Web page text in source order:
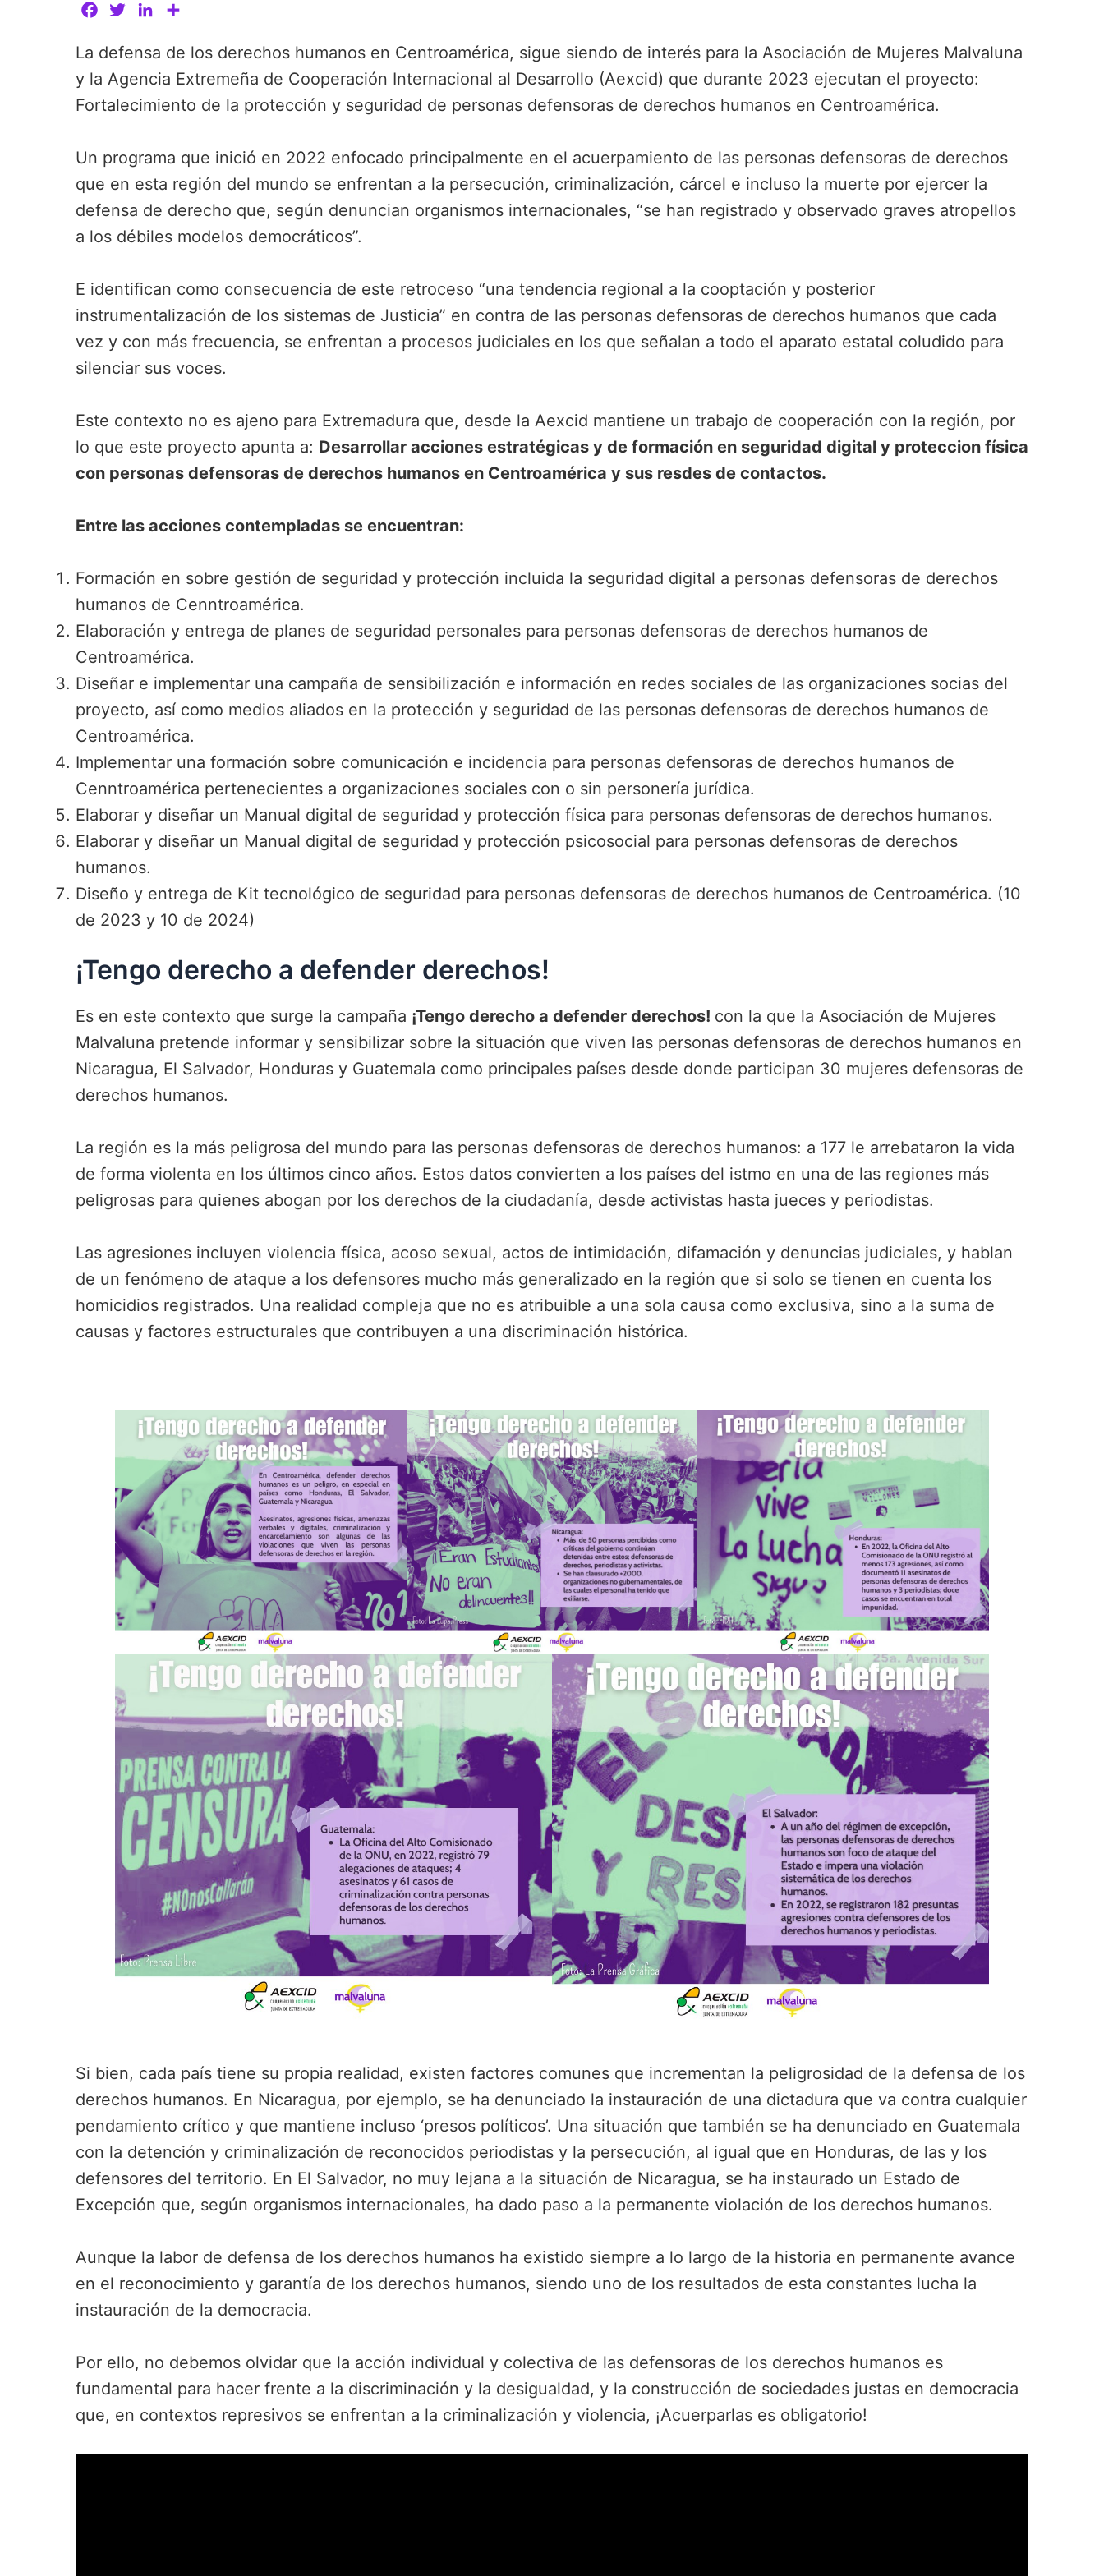
c
e
b
o
k
i
t
e
n
k
e
n
m
p
r
i
r
La defensa de los derechos humanos en Centroamérica, sigue siendo de interés para la Asociación de Mujeres Malvaluna
y la Agencia Extremeña de Cooperación Internacional al Desarrollo (Aexcid) que durante 2023 ejecutan el proyecto:
Fortalecimiento de la protección y seguridad de personas defensoras de derechos humanos en Centroamérica.
Un programa que inició en 2022 enfocado principalmente en el acuerpamiento de las personas defensoras de derechos
que en esta región del mundo se enfrentan a la persecución, criminalización, cárcel e incluso la muerte por ejercer la
defensa de derecho que, según denuncian organismos internacionales, “se han registrado y observado graves atropellos
a los débiles modelos democráticos”.
E identifican como consecuencia de este retroceso “una tendencia regional a la cooptación y posterior
instrumentalización de los sistemas de Justicia” en contra de las personas defensoras de derechos humanos que cada
vez y con más frecuencia, se enfrentan a procesos judiciales en los que señalan a todo el aparato estatal coludido para
silenciar sus voces.
Este contexto no es ajeno para Extremadura que, desde la Aexcid mantiene un trabajo de cooperación con la región, por
lo que este proyecto apunta a: Desarrollar acciones estratégicas y de formación en seguridad digital y proteccion física
con personas defensoras de derechos humanos en Centroamérica y sus resdes de contactos.
Entre las acciones contempladas se encuentran:
Formación en sobre gestión de seguridad y protección incluida la seguridad digital a personas defensoras de derechos
humanos de Cenntroamérica.
Elaboración y entrega de planes de seguridad personales para personas defensoras de derechos humanos de
Centroamérica.
Diseñar e implementar una campaña de sensibilización e información en redes sociales de las organizaciones socias del
proyecto, así como medios aliados en la protección y seguridad de las personas defensoras de derechos humanos de
Centroamérica.
Implementar una formación sobre comunicación e incidencia para personas defensoras de derechos humanos de
Cenntroamérica pertenecientes a organizaciones sociales con o sin personería jurídica.
Elaborar y diseñar un Manual digital de seguridad y protección física para personas defensoras de derechos humanos.
Elaborar y diseñar un Manual digital de seguridad y protección psicosocial para personas defensoras de derechos
humanos.
Diseño y entrega de Kit tecnológico de seguridad para personas defensoras de derechos humanos de Centroamérica. (10
de 2023 y 10 de 2024)
¡Tengo derecho a defender derechos!
Es en este contexto que surge la campaña ¡Tengo derecho a defender derechos! con la que la Asociación de Mujeres
Malvaluna pretende informar y sensibilizar sobre la situación que viven las personas defensoras de derechos humanos en
Nicaragua, El Salvador, Honduras y Guatemala como principales países desde donde participan 30 mujeres defensoras de
derechos humanos.
La región es la más peligrosa del mundo para las personas defensoras de derechos humanos: a 177 le arrebataron la vida
de forma violenta en los últimos cinco años. Estos datos convierten a los países del istmo en una de las regiones más
peligrosas para quienes abogan por los derechos de la ciudadanía, desde activistas hasta jueces y periodistas.
Las agresiones incluyen violencia física, acoso sexual, actos de intimidación, difamación y denuncias judiciales, y hablan
de un fenómeno de ataque a los defensores mucho más generalizado en la región que si solo se tienen en cuenta los
homicidios registrados. Una realidad compleja que no es atribuible a una sola causa como exclusiva, sino a la suma de
causas y factores estructurales que contribuyen a una discriminación histórica.
Si bien, cada país tiene su propia realidad, existen factores comunes que incrementan la peligrosidad de la defensa de los
derechos humanos. En Nicaragua, por ejemplo, se ha denunciado la instauración de una dictadura que va contra cualquier
pendamiento crítico y que mantiene incluso ‘presos políticos’. Una situación que también se ha denunciado en Guatemala
con la detención y criminalización de reconocidos periodistas y la persecución, al igual que en Honduras, de las y los
defensores del territorio. En El Salvador, no muy lejana a la situación de Nicaragua, se ha instaurado un Estado de
Excepción que, según organismos internacionales, ha dado paso a la permanente violación de los derechos humanos.
Aunque la labor de defensa de los derechos humanos ha existido siempre a lo largo de la historia en permanente avance
en el reconocimiento y garantía de los derechos humanos, siendo uno de los resultados de esta constantes lucha la
instauración de la democracia.
Por ello, no debemos olvidar que la acción individual y colectiva de las defensoras de los derechos humanos es
fundamental para hacer frente a la discriminación y la desigualdad, y la construcción de sociedades justas en democracia
que, en contextos represivos se enfrentan a la criminalización y violencia, ¡Acuerparlas es obligatorio!